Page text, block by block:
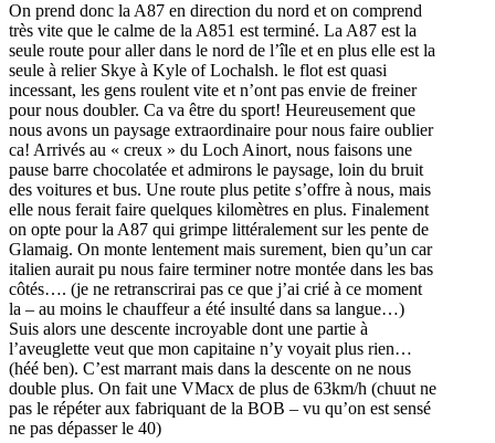
On prend donc la A87 en direction du nord et on comprend
très vite que le calme de la A851 est terminé. La A87 est la
seule route pour aller dans le nord de l’île et en plus elle est la
seule à relier Skye à Kyle of Lochalsh. le flot est quasi
incessant, les gens roulent vite et n’ont pas envie de freiner
pour nous doubler. Ca va être du sport! Heureusement que
nous avons un paysage extraordinaire pour nous faire oublier
ca! Arrivés au « creux » du Loch Ainort, nous faisons une
pause barre chocolatée et admirons le paysage, loin du bruit
des voitures et bus. Une route plus petite s’offre à nous, mais
elle nous ferait faire quelques kilomètres en plus. Finalement
on opte pour la A87 qui grimpe littéralement sur les pente de
Glamaig. On monte lentement mais surement, bien qu’un car
italien aurait pu nous faire terminer notre montée dans les bas
côtés…. (je ne retranscrirai pas ce que j’ai crié à ce moment
la – au moins le chauffeur a été insulté dans sa langue…)
Suis alors une descente incroyable dont une partie à
l’aveuglette veut que mon capitaine n’y voyait plus rien…
(héé ben). C’est marrant mais dans la descente on ne nous
double plus. On fait une VMacx de plus de 63km/h (chuut ne
pas le répéter aux fabriquant de la BOB – vu qu’on est sensé
ne pas dépasser le 40)